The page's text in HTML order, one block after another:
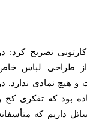
تصریح کرد: در
طراحی لباس خاص
نمادی ندارد. در
بود که تفکری کج و
داریم که متأسفانه